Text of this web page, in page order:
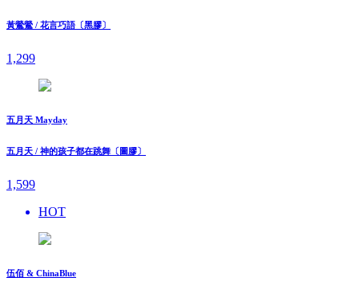
黃鶯鶯 / 花言巧語〔黑膠〕
1,299
五月天 Mayday
五月天 / 神的孩子都在跳舞〔圖膠〕
1,599
HOT
伍佰 & ChinaBlue